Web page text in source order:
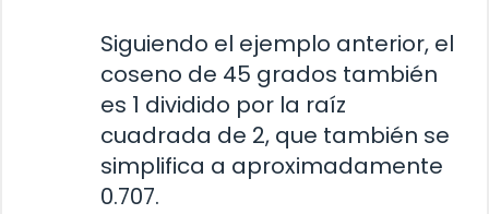
Siguiendo el ejemplo anterior, el
coseno de 45 grados también
es 1 dividido por la raíz
cuadrada de 2, que también se
simplifica a aproximadamente
0.707.